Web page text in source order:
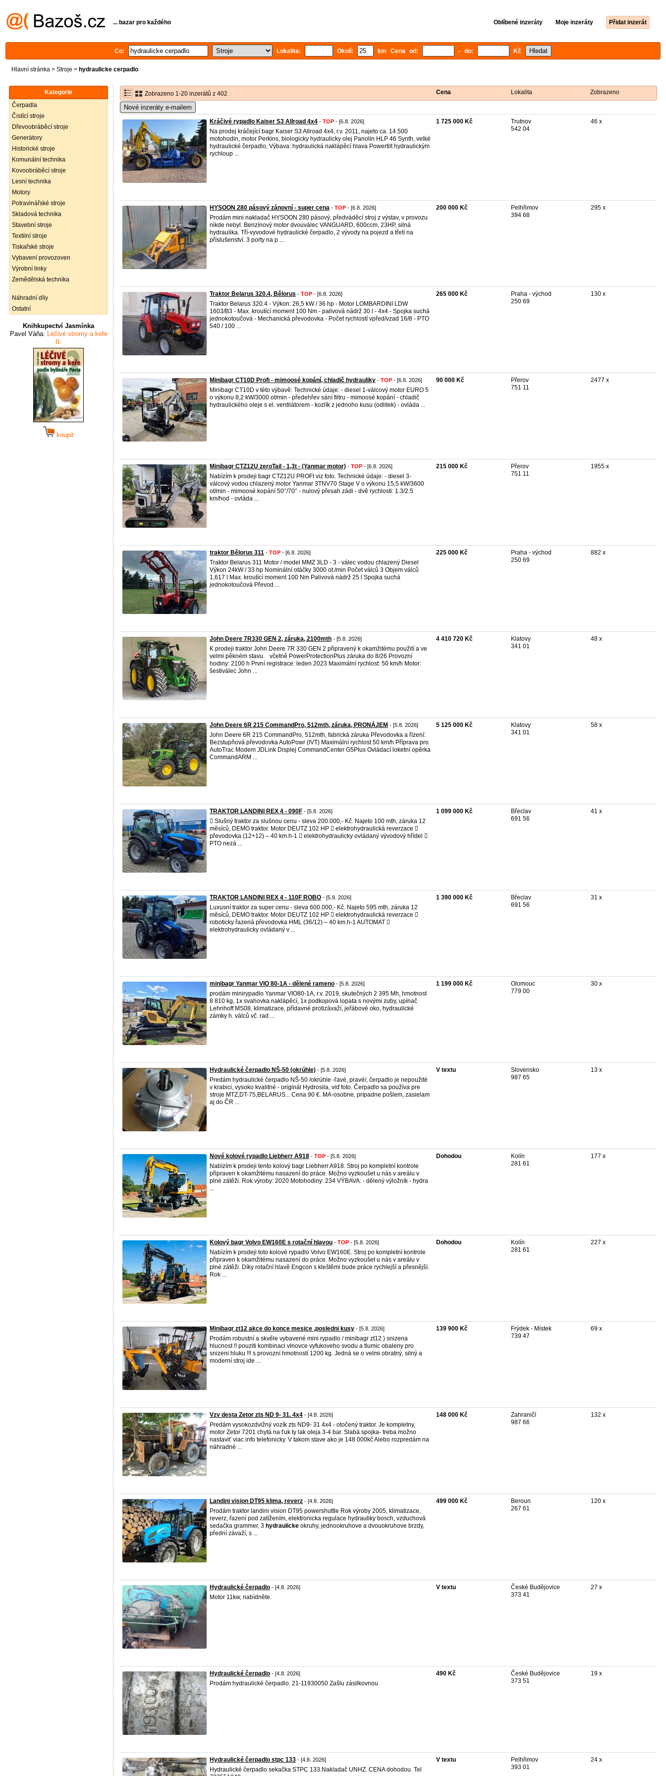
... bazar pro každého Oblíbené inzeráty Moje inzeráty Přidat inzerát
Co: Lokalita: Okolí: km Cena od: - do: Kč
Hlavní stránka > Stroje > hydraulicke cerpadlo
Kategorie
Čerpadla
Čistící stroje
Dřevoobráběcí stroje
Generátory
Historické stroje
Komunální technika
Kovoobráběcí stroje
Lesní technika
Motory
Potravinářské stroje
Skladová technika
Stavební stroje
Textilní stroje
Tiskařské stroje
Vybavení provozoven
Výrobní linky
Zemědělská technika
Náhradní díly
Ostatní
Knihkupectví Jasmínka
Pavel Váňa: Léčivé stromy a keře
II.
koupit
Zobrazeno 1-20 inzerátů z 402 Cena Lokalita Zobrazeno
Nové inzeráty e-mailem
Kráčivé rypadlo Kaiser S3 Allroad 4x4 - TOP - [6.8. 2026]
Na prodej kráčející bagr Kaiser S3 Allroad 4x4, r.v. 2011, najeto ca. 14.500
motohodin, motor Perkins, biologicky hydraulicky olej Panolin HLP 46 Synth, velké
hydraulické čerpadlo, Výbava: hydraulická naklápěcí hlava Powertilt hydraulickým
rychloup ...
1 725 000 Kč
Trutnov
542 04
46 x
HYSOON 280 pásový zánovní - super cena - TOP - [6.8. 2026]
Prodám mini nakladač HYSOON 280 pásový, předváděcí stroj z výstav, v provozu
nikde nebyl. Benzínový motor dvouválec VANGUARD, 600ccm, 23HP, silná
hydraulika. Tří-vyvodové hydraulické čerpadlo, 2 vývody na pojezd a třetí na
příslušenství. 3 porty na p ...
200 000 Kč
Pelhřimov
394 68
295 x
Traktor Belarus 320.4, Bělorus - TOP - [6.8. 2026]
Traktor Belarus 320.4 - Výkon: 26,5 kW / 36 hp - Motor LOMBARDINI LDW
1603/B3 - Max. kroutící moment 100 Nm - palivová nádrž 30 l - 4x4 - Spojka suchá
jednokotoučová - Mechanická převodovka - Počet rychlostí vpřed/vzad 16/8 - PTO
540 / 100 ...
265 000 Kč
Praha - východ
250 69
130 x
Minibagr CT10D Profi - mimoosé kopání, chladič hydrauliky - TOP - [6.8. 2026]
Minibagr CT10D v této výbavě: Technické údaje: - diesel 1-válcový motor EURO 5
o výkonu 8,2 kW/3000 ot/min - předehřev sání filtru - mimoosé kopání - chladič
hydraulického oleje s el. ventilátorem - kozlík z jednoho kusu (odlitek) - ovláda ...
90 000 Kč
Přerov
751 11
2477 x
Minibagr CTZ12U zeroTail - 1,3t - (Yanmar motor) - TOP - [6.8. 2026]
Nabízím k prodeji bagr CTZ12U PROFI viz foto. Technické údaje: - diesel 3-
válcový vodou chlazený motor Yanmar 3TNV70 Stage V o výkonu 15,5 kW/3600
ot/min - mimoosé kopání 50°/70° - nulový přesah zádi - dvě rychlosti: 1.3/2.5
km/hod - ovláda ...
215 000 Kč
Přerov
751 11
1955 x
traktor Bělorus 311 - TOP - [6.8. 2026]
Traktor Belarus 311 Motor / model MMZ 3LD - 3 - válec vodou chlazený Diesel
Výkon 24kW / 33 hp Nominální otáčky 3000 ot./min Počet válců 3 Objem válců
1,617 l Max. kroutící moment 100 Nm Palivová nádrž 25 l Spojka suchá
jednokotoučová Převod ...
225 000 Kč
Praha - východ
250 69
882 x
John Deere 7R330 GEN 2, záruka, 2100mth - [5.8. 2026]
K prodeji traktor John Deere 7R 330 GEN 2 připravený k okamžitému použití a ve
velmi pěkném stavu. včetně PowerProtectionPlus záruka do 8/26 Provozní
hodiny: 2100 h První registrace: leden 2023 Maximální rychlost: 50 km/h Motor:
šestiválec John ...
4 410 720 Kč
Klatovy
341 01
48 x
John Deere 6R 215 CommandPro, 512mth, záruka, PRONÁJEM - [5.8. 2026]
John Deere 6R 215 CommandPro, 512mth, fabrická záruka Převodovka a řízení:
Bezstupňová převodovka AutoPowr (IVT) Maximální rychlost 50 km/h Příprava pro
AutoTrac Modem JDLink Displej CommandCenter G5Plus Ovládací loketní opěrka
CommandARM ...
5 125 000 Kč
Klatovy
341 01
58 x
TRAKTOR LANDINI REX 4 - 090F - [5.8. 2026]
 Slušný traktor za slušnou cenu - sleva 200.000,- Kč. Najeto 100 mth, záruka 12
měsíců, DEMO traktor. Motor DEUTZ 102 HP  elektrohydraulická reverzace 
převodovka (12+12) – 40 km.h-1  elektrohydraulicky ovládaný vývodový hřídel 
PTO nezá ...
1 099 000 Kč
Břeclav
691 56
41 x
TRAKTOR LANDINI REX 4 - 110F ROBO - [5.8. 2026]
Luxusní traktor za super cenu - sleva 600.000,- Kč. Najeto 595 mth, záruka 12
měsíců, DEMO traktor. Motor DEUTZ 102 HP  elektrohydraulická reverzace 
roboticky řazená převodovka HML (36/12) – 40 km.h-1 AUTOMAT 
elektrohydraulicky ovládaný v ...
1 390 000 Kč
Břeclav
691 56
31 x
minibagr Yanmar VIO 80-1A - dělené rameno - [5.8. 2026]
prodám minirypadlo Yanmar VIO80-1A, r.v. 2019, skutečných 2 395 Mh, hmotnost
8 810 kg, 1x svahovka naklápěcí, 1x podkopová lopata s novými zuby, upínač
Lehnhoff MS08, klimatizace, přídavné protizávaží, jeřábové oko, hydraulické
zámky h. válců vč. rad ...
1 199 000 Kč
Olomouc
779 00
30 x
Hydraulické čerpadlo NŠ-50 (okrúhle) - [5.8. 2026]
Predám hydraulické čerpadlo NŠ-50 /okrúhle -ľavé, pravé/, čerpadlo je nepoužité
v krabici, vysoko kvalitné - originál Hydrosila, viď foto. Čerpadlo sa používa pre
stroje MTZ,DT-75,BELARUS... Cena 90 €. MA-osobne, prípadne pošlem, zasielam
aj do ČR ...
V textu
Slovensko
987 65
13 x
Nové kolové rypadlo Liebherr A918 - TOP - [5.8. 2026]
Nabízím k prodeji tento kolový bagr Liebherr A918. Stroj po kompletní kontrole
připraven k okamžitému nasazení do práce. Možno vyzkoušet u nás v areálu v
plné zátěži. Rok výroby: 2020 Motohodiny: 234 VÝBAVA: - dělený výložník - hydra
...
Dohodou
Kolín
281 61
177 x
Kolový bagr Volvo EW160E s rotační hlavou - TOP - [5.8. 2026]
Nabízím k prodeji toto kolové rypadlo Volvo EW160E. Stroj po kompletní kontrole
připraven k okamžitému nasazení do práce. Možno vyzkoušet u nás v areálu v
plné zátěži. Díky rotační hlavě Engcon s kleštěmi bude práce rychlejší a přesnější.
Rok ...
Dohodou
Kolín
281 61
227 x
Minibagr zt12 akce do konce mesice ,posledni kusy - [5.8. 2026]
Prodám robustní a skvěle vybavené mini rypadlo / minibagr zt12 ) snizena
hlucnost !! pouziti kombinaci vlnovce vyfukoveho svodu a tlumic obaleny pro
snizeni hluku !!! s provozní hmotností 1200 kg. Jedná se o velmi obratný, silný a
moderní stroj ide ...
139 900 Kč
Frýdek - Místek
739 47
69 x
Vzv desta Zetor zts ND 9- 31. 4x4 - [4.8. 2026]
Predám vysokozdvižný vozík zts ND9- 31 4x4 - otočený traktor. Je kompletny,
motor Zetor 7201 chytá na ťuk ty lak oleja 3-4 bar. Slabá spojka- treba možno
nastaviť viac info telefonicky. V takom stave ako je 148 000kč Alebo rozpredám na
náhradné ...
148 000 Kč
Zahraničí
987 66
132 x
Landini vision DT95 klima, reverz - [4.8. 2026]
Prodám traktor landini vision DT95 powershuttle Rok výroby 2005, klimatizace,
reverz, řazení pod zatížením, elektronicka regulace hydrauliky bosch, vzduchová
sedačka grammer, 3 hydraulicke okruhy, jednookruhove a dvouokruhove brzdy,
přední závaží, s ...
499 000 Kč
Beroun
267 61
120 x
Hydraulické čerpadlo - [4.8. 2026]
Motor 11kw, nabídněte.
V textu
České Budějovice
373 41
27 x
Hydraulické čerpadlo - [4.8. 2026]
Prodám hydraulické čerpadlo. 21-11930050 Zašlu zásilkovnou
490 Kč
České Budějovice
373 51
19 x
Hydraulické čerpadlo stpc 133 - [4.8. 2026]
Hydraulické čerpadlo sekačka STPC 133.Nakladač UNHZ. CENA dohodou. Tel
V textu
Pelhřimov
393 01
24 x